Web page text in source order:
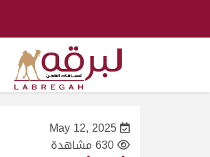
May 12, 2025
630 مشاهدة